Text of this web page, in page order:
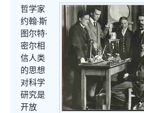
哲学家
约翰·斯
图尔特·
密尔相
信人类
的思想
对科学
研究是
开放